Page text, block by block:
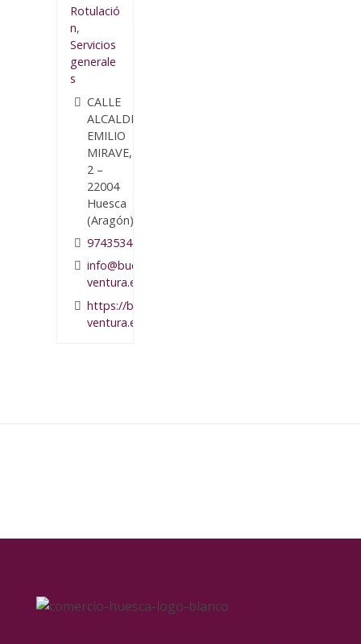
Rotulació
n,
Servicios
generale
s
CALLE
ALCALDE
EMILIO
MIRAVE,
2 –
22004
Huesca
(Aragón)
974353449
info@buena-
ventura.es
https://buena-
ventura.es/